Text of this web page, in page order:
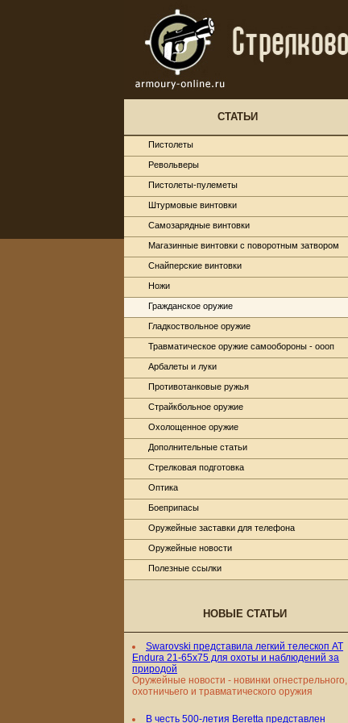
СТАТЬИ
Пистолеты
Револьверы
Пистолеты-пулеметы
Штурмовые винтовки
Самозарядные винтовки
Магазинные винтовки с поворотным затвором
Снайперские винтовки
Ножи
Гражданское оружие
Гладкоствольное оружие
Травматическое оружие самообороны - оооп
Арбалеты и луки
Противотанковые ружья
Страйкбольное оружие
Охолощенное оружие
Дополнительные статьи
Стрелковая подготовка
Оптика
Боеприпасы
Оружейные заставки для телефона
Оружейные новости
Полезные ссылки
НОВЫЕ СТАТЬИ
Swarovski представила легкий телескоп AT
Endura 21-65x75 для охоты и наблюдений за
природой
Оружейные новости - новинки огнестрельного,
охотничьего и травматического оружия
В честь 500-летия Beretta представлен